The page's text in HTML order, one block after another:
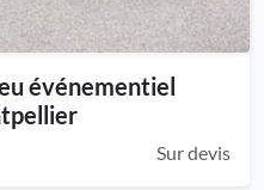
événementiel
Sur devis